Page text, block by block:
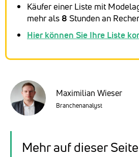
Käufer einer Liste mit
mehr als8 Stunden an
Hier können Sie Ihre Liste
Maximilian Wieser
Branchenanalyst
Mehr auf dieser